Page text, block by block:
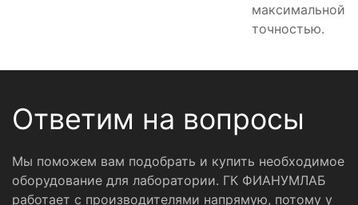
максимальной
точностью.
Ответим на вопросы
Мы поможем вам подобрать и купить необходимое
оборудование для лаборатории. ГК ФИАНУМЛАБ
работает с производителями напрямую, потому у